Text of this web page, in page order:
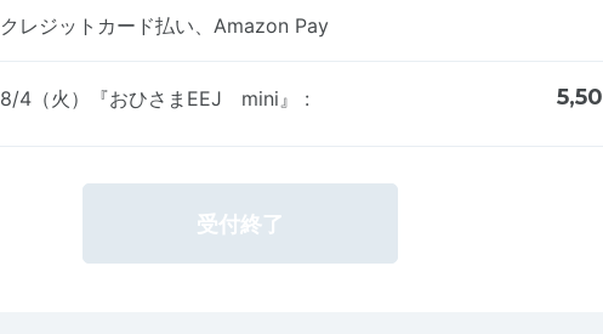
クレジットカード払い、Amazon Pay
8/4（火）『おひさまEEJ mini』 :
受付終了